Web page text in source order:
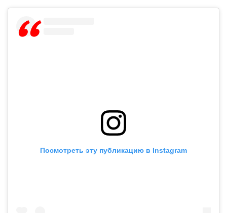
Посмотреть эту публикацию в Instagram